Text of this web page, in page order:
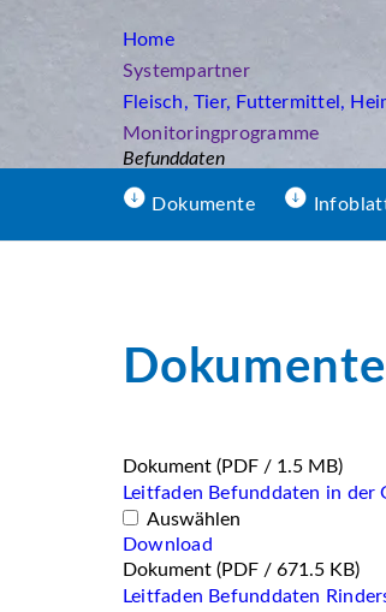
Home
Systempartner
Fleisch, Tier, Futtermittel,
Monitoringprogramme
Befunddaten
Dokumente
Dokumente
Dokument (PDF / 1.5 MB)
Leitfaden Befunddaten in der
Auswählen
Download
Dokument (PDF / 671.5 KB)
Leitfaden Befunddaten